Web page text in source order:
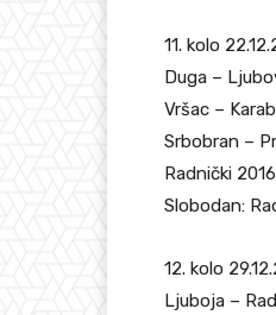
11. kolo
Duga –
Vršac –
Srbobran –
Radnički
Slobodan:
12. kolo
Ljuboja –